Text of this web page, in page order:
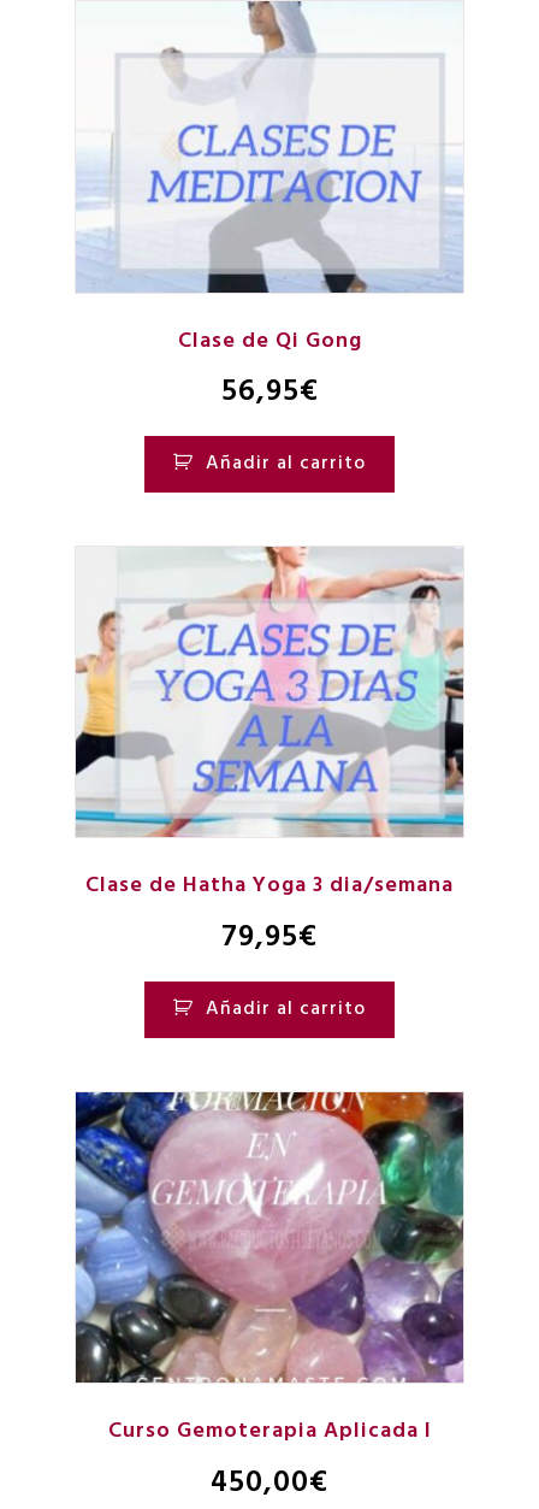
Clase de Qi Gong
56,95€
Añadir al carrito
Clase de Hatha Yoga 3 dia/semana
79,95€
Añadir al carrito
Curso Gemoterapia Aplicada I
450,00€